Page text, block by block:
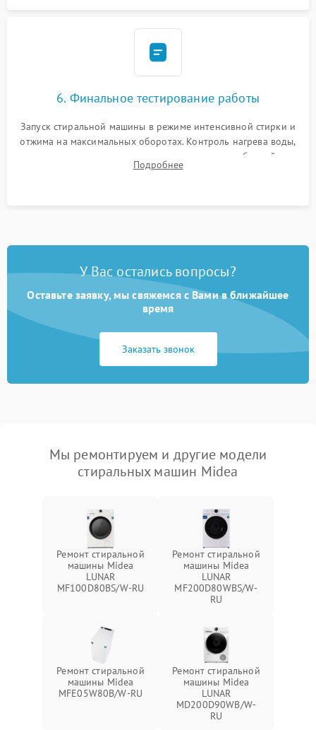
6. Финальное тестирование работы
Запуск стиральной машины в режиме интенсивной стирки и
отжима на максимальных оборотах. Контроль нагрева воды,
корректности слива, отсутствия излишних вибраций,
посторонних стуков и протечек под корпусом.
Подробнее
У Вас остались вопросы?
Оставьте заявку, мы свяжемся с Вами в ближайшее
время
Заказать звонок
Мы ремонтируем и другие модели
стиральных машин Midea
Ремонт стиральной
машины Midea
LUNAR
MF100D80BS/W-RU
Ремонт стиральной
машины Midea
LUNAR
MF200D80WBS/W-
RU
Ремонт стиральной
машины Midea
MFE05W80B/W-RU
Ремонт стиральной
машины Midea
LUNAR
MD200D90WB/W-
RU